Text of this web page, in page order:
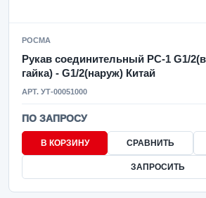
РОСМА
Рукав соединительный РС-1 G1/
гайка) - G1/2(наруж) Китай
АРТ. УТ-00051000
ПО ЗАПРОСУ
В КОРЗИНУ СРАВНИТЬ
ЗАПРОСИТЬ